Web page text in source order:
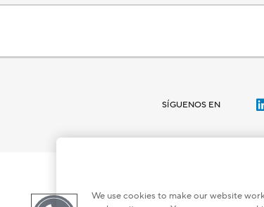
SÍGUENOS EN
We use cookies to make our website